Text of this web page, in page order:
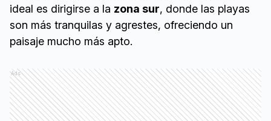
ideal es dirigirse a la zona sur, donde las playas
son más tranquilas y agrestes, ofreciendo un
paisaje mucho más apto.
Ads